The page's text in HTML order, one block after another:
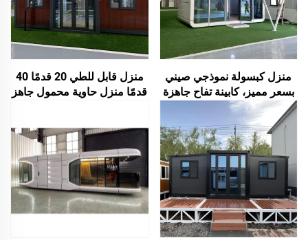
منزل قابل للطي 20 قدمًا 40
قدمًا منزل حاوية محمول جاهز
نوم وحدات منزل مسبق الصنع
قابل للتوسيع
منزل كبسولة نموذجي صيني
بسعر مميز، كابينة تفاح جاهزة
للبيع بطول ٢٠ قدمًا